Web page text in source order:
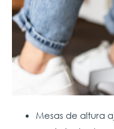
Mesas de altura